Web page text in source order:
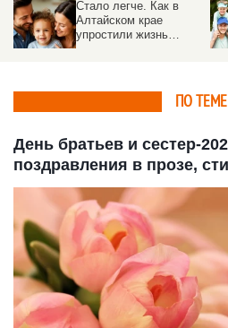
Стало легче. Как в
Алтайском крае
упростили жизнь
ПО
День братьев и сестер-
поздравления в прозе,